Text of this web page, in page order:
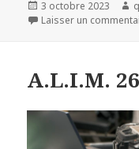
Publié
le
3 octobre 2023
Laisser un
A.L.I.M.